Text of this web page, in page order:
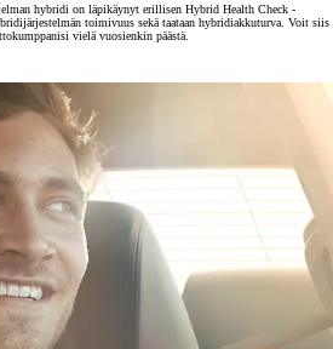
hybridi on läpikäynyt erillisen Hybrid Health Check -
toimivuus sekä taataan hybridiakkuturva. Voit siis
vielä vuosienkin päästä.